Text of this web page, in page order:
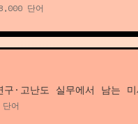
단어
구·고난도 실무에서 남는
어